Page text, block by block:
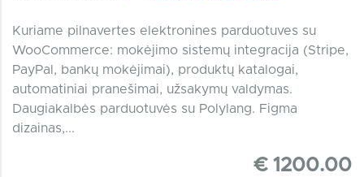
Kuriame pilnavertes elektronines parduotuves su
WooCommerce: mokėjimo sistemų integracija (Stripe,
PayPal, bankų mokėjimai), produktų katalogai,
automatiniai pranešimai, užsakymų valdymas.
Daugiakalbės parduotuvės su Polylang. Figma
dizainas,...
€ 1200.00